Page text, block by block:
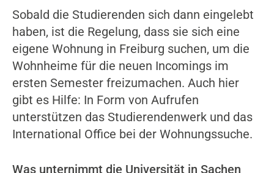
Sobald die Studierenden sich dann eingelebt
haben, ist die Regelung, dass sie sich eine
eigene Wohnung in Freiburg suchen, um die
Wohnheime für die neuen Incomings im
ersten Semester freizumachen. Auch hier
gibt es Hilfe: In Form von Aufrufen
unterstützen das Studierendenwerk und das
International Office bei der Wohnungssuche.
Was unternimmt die Universität in Sachen